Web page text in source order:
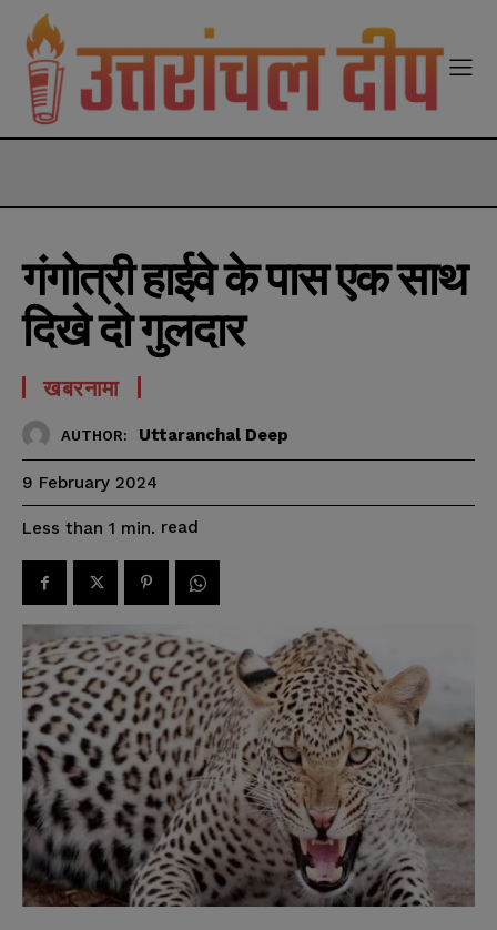
गंगोत्री हाईवे के पास एक साथ
दिखे दो गुलदार
खबरनामा
AUTHOR: Uttaranchal Deep
9 February 2024
Less than 1 min. read